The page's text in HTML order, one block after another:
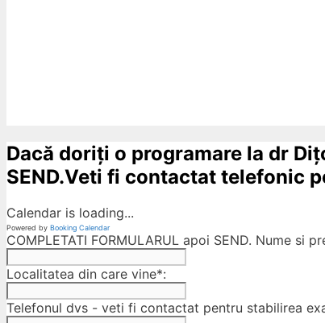
Dacă doriți o programare la dr
SEND.Veti fi contactat telefonic
Calendar is loading...
Powered by Booking Calendar
COMPLETATI FORMULARUL apoi SEND. Nume si
Localitatea din care vine*:
Telefonul dvs - veti fi contactat pentru stabilirea